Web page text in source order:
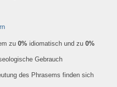
zu 0% idiomatisch und zu 0%
Gebrauch
des Phrasems finden sich